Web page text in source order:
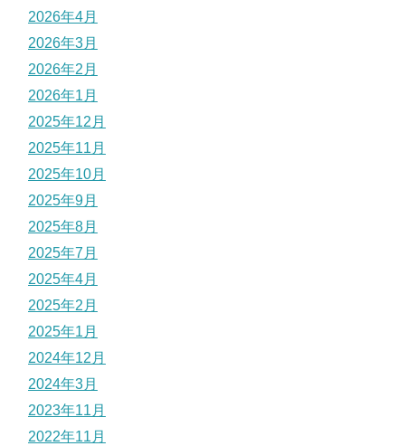
2026年4月
2026年3月
2026年2月
2026年1月
2025年12月
2025年11月
2025年10月
2025年9月
2025年8月
2025年7月
2025年4月
2025年2月
2025年1月
2024年12月
2024年3月
2023年11月
2022年11月